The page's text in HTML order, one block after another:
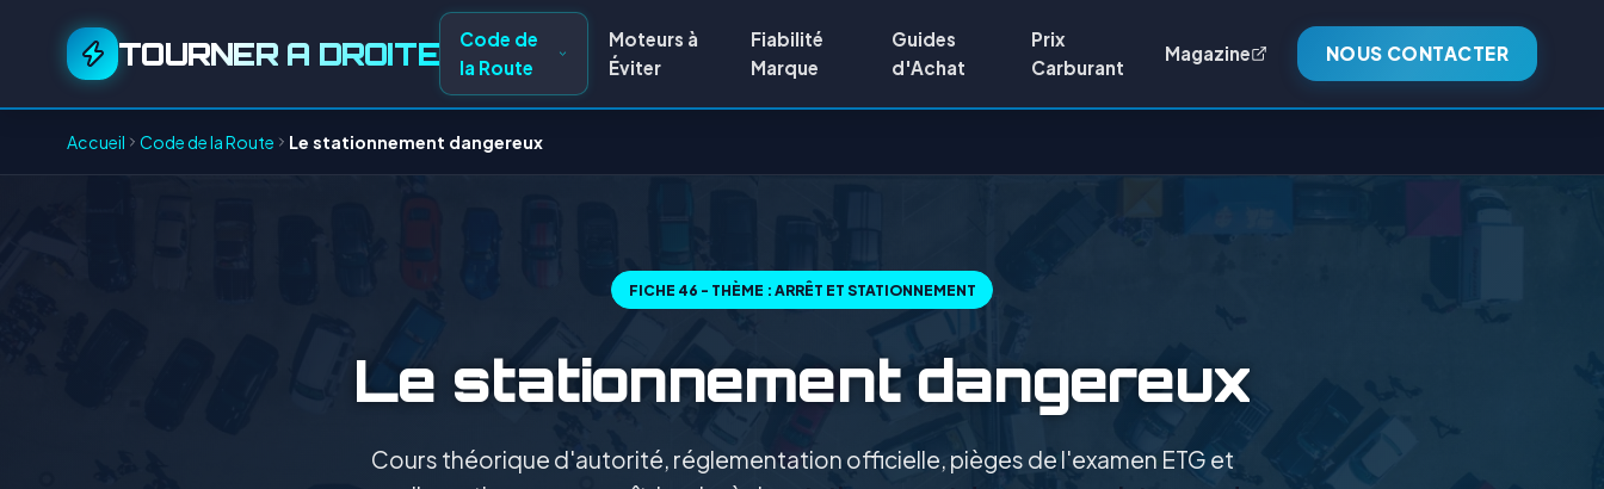
TOURNER A DROITE
Code de
la Route
Moteurs à
Éviter
Fiabilité
Marque
Guides
d'Achat
Prix
Carburant
Magazine NOUS CONTACTER
Accueil Code de la Route Le stationnement dangereux
FICHE 46 - THÈME : ARRÊT ET STATIONNEMENT
Le stationnement dangereux
Cours théorique d'autorité, réglementation officielle, pièges de l'examen ETG et